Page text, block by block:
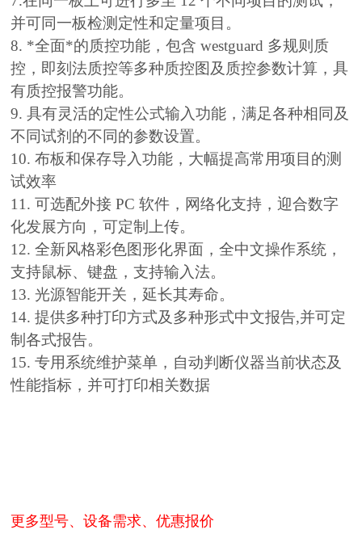
并可同一板检测定性和定量项目。
8. *全面*的质控功能，包含 westguard 多规则质
控，即刻法质控等多种质控图及质控参数计算，具
有质控报警功能。
9. 具有灵活的定性公式输入功能，满足各种相同及
不同试剂的不同的参数设置。
10. 布板和保存导入功能，大幅提高常用项目的测
试效率
11. 可选配外接 PC 软件，网络化支持，迎合数字
化发展方向，可定制上传。
12. 全新风格彩色图形化界面，全中文操作系统，
支持鼠标、键盘，支持输入法。
13. 光源智能开关，延长其寿命。
14. 提供多种打印方式及多种形式中文报告,并可定
制各式报告。
15. 专用系统维护菜单，自动判断仪器当前状态及
性能指标，并可打印相关数据
更多型号、设备需求、优惠报价